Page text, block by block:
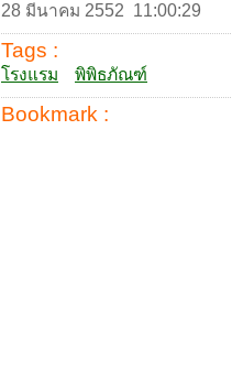
28 มีนาคม 2552 11:00:29
Tags :
โรงแรม พิพิธภัณฑ์
Bookmark :